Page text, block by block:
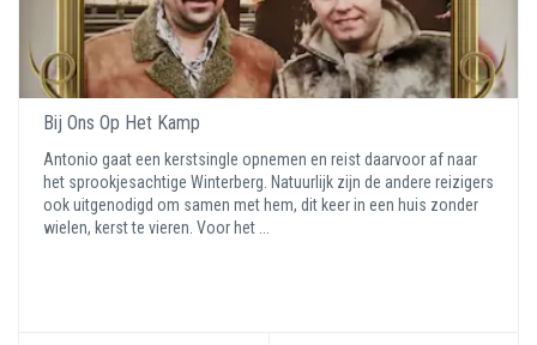
Bij Ons Op Het Kamp
Antonio gaat een kerstsingle opnemen en reist daarvoor af naar
het sprookjesachtige Winterberg. Natuurlijk zijn de andere reizigers
ook uitgenodigd om samen met hem, dit keer in een huis zonder
wielen, kerst te vieren. Voor het ...